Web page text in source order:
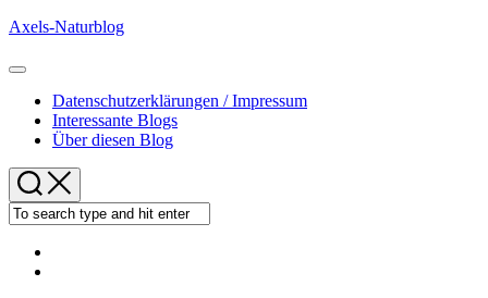
Skip
content
Axels-Naturblog
Expand
Datenschutzerklärungen / Impressum
Interessante Blogs
Über diesen Blog